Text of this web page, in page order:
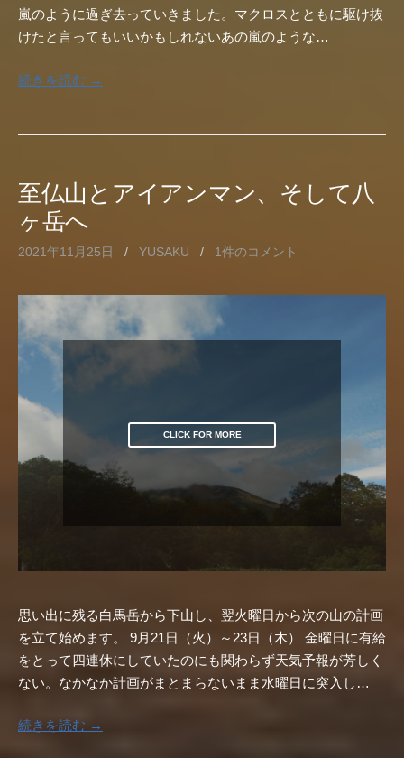
嵐のように過ぎ去っていきました。マクロスとともに駆け抜
けたと言ってもいいかもしれないあの嵐のような…
続きを読む →
至仏山とアイアンマン、そして八
ヶ岳へ
2021年11月25日 / YUSAKU / 1件のコメント
CLICK FOR MORE
思い出に残る白馬岳から下山し、翌火曜日から次の山の計画
を立て始めます。 9月21日（火）～23日（木） 金曜日に有給
をとって四連休にしていたのにも関わらず天気予報が芳しく
ない。なかなか計画がまとまらないまま水曜日に突入し…
続きを読む →